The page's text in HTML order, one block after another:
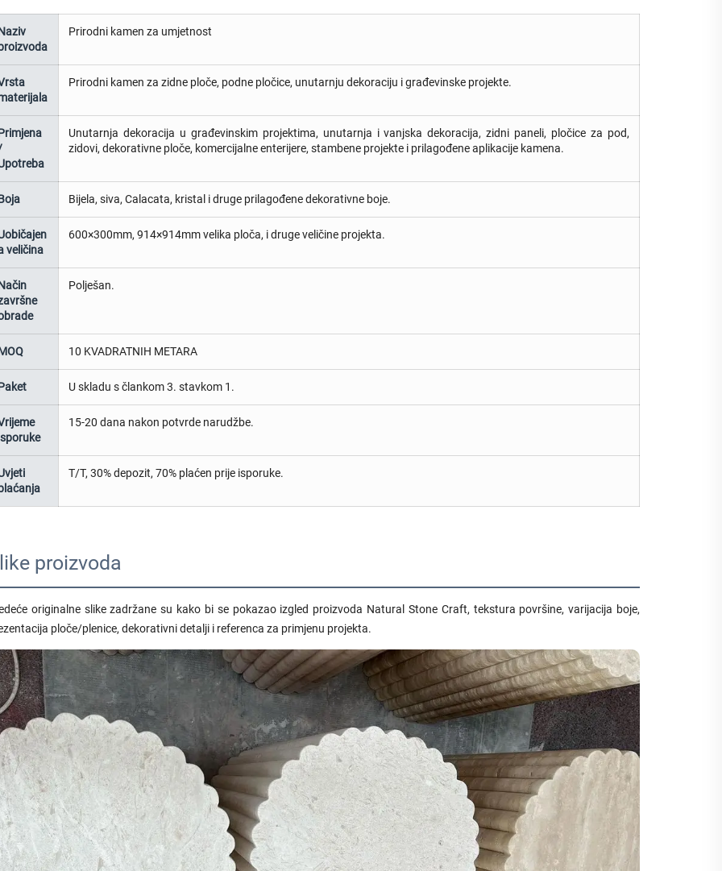
Prirodni kamen za umjetnost
Prirodni kamen za zidne ploče, podne pločice, unutarnju dekoraciju i građevinske projekte.
Unutarnja dekoracija u građevinskim projektima, unutarnja i vanjska dekoracija, zidni paneli, pločice za pod,
zidovi, dekorativne ploče, komercijalne enterijere, stambene projekte i prilagođene aplikacije kamena.
Bijela, siva, Calacata, kristal i druge prilagođene dekorativne boje.
veličina
600×300mm, 914×914mm velika ploča, i druge veličine projekta.
Polješan.
10 KVADRATNIH METARA
U skladu s člankom 3. stavkom 1.
15-20 dana nakon potvrde narudžbe.
T/T, 30% depozit, 70% plaćen prije isporuke.
proizvoda
originalne slike zadržane su kako bi se pokazao izgled proizvoda Natural Stone Craft, tekstura površine, varijacija boje,
ploče/plenice, dekorativni detalji i referenca za primjenu projekta.